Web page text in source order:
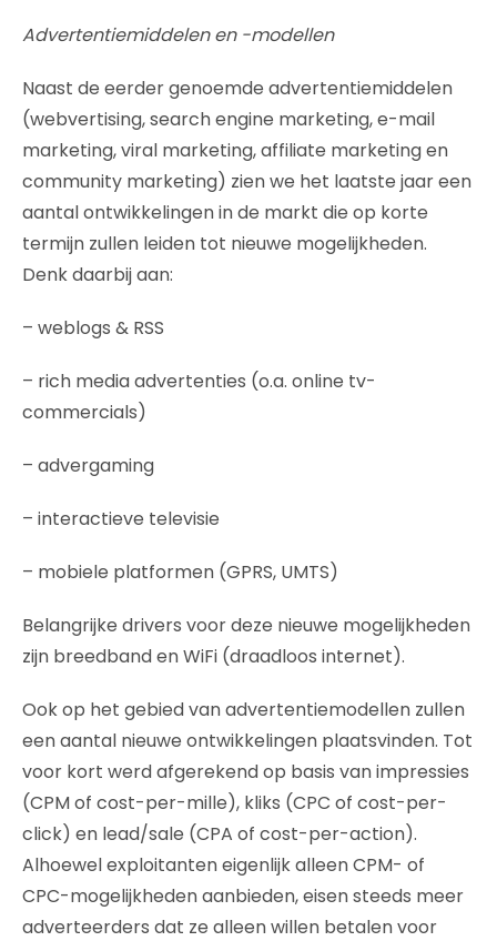
Advertentiemiddelen en -modellen
Naast de eerder genoemde advertentiemiddelen
(webvertising, search engine marketing, e-mail
marketing, viral marketing, affiliate marketing en
community marketing) zien we het laatste jaar een
aantal ontwikkelingen in de markt die op korte
termijn zullen leiden tot nieuwe mogelijkheden.
Denk daarbij aan:
– weblogs & RSS
– rich media advertenties (o.a. online tv-
commercials)
– advergaming
– interactieve televisie
– mobiele platformen (GPRS, UMTS)
Belangrijke drivers voor deze nieuwe mogelijkheden
zijn breedband en WiFi (draadloos internet).
Ook op het gebied van advertentiemodellen zullen
een aantal nieuwe ontwikkelingen plaatsvinden. Tot
voor kort werd afgerekend op basis van impressies
(CPM of cost-per-mille), kliks (CPC of cost-per-
click) en lead/sale (CPA of cost-per-action).
Alhoewel exploitanten eigenlijk alleen CPM- of
CPC-mogelijkheden aanbieden, eisen steeds meer
adverteerders dat ze alleen willen betalen voor